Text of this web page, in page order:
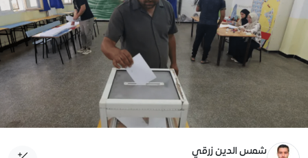
شمس الدين زرقي